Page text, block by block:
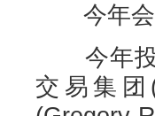
今年会
今年投
交易集团